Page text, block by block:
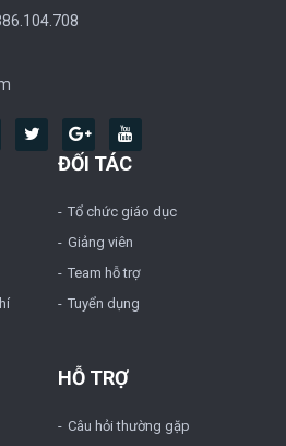
ĐỐI TÁC
Tổ chức giáo dục
Giảng viên
Team hỗ trợ
Tuyển dụng
HỖ TRỢ
Câu hỏi thường gặp